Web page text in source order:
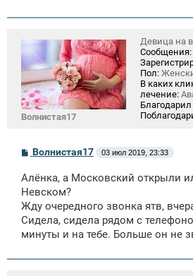
Волнистая17
Девица на
Сообщения:
Пол:
В каких
лечение:
Благодарил
С
о
б
щ
н
и
Волнистая17 03 июл 2019, 23:33
Алёнка, а Московский открыли
Невском?
Жду очередного звонка ятв,
Сидела, сидела рядом с
минуты и на тебе. Больше он не